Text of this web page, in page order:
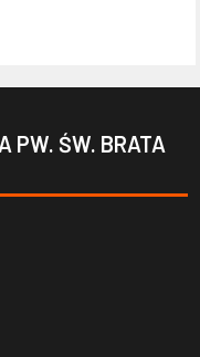
PW. ŚW. BRATA